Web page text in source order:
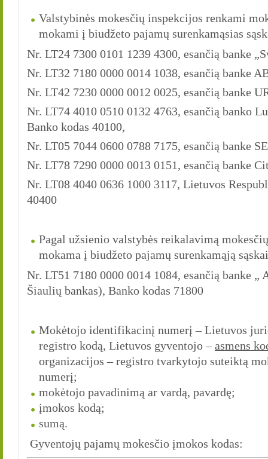
Valstybinės mokesčių inspekcijos renkami
mokami į biudžeto pajamų surenkamąsias
Nr. LT24 7300 0101 1239 4300, esančią banke
Nr. LT32 7180 0000 0014 1038, esančią banke
Nr. LT42 7230 0000 0012 0025, esančią banke
Nr. LT74 4010 0510 0132 4763, esančią banko
Banko kodas 40100,
Nr. LT05 7044 0600 0788 7175, esančią banke
Nr. LT78 7290 0000 0013 0151, esančią banke
Nr. LT08 4040 0636 1000 3117, Lietuvos
40400
Pagal užsienio valstybės reikalavimą
mokama į biudžeto pajamų surenkamąją
Nr. LT51 7180 0000 0014 1084, esančią banke
Šiaulių bankas), Banko kodas 71800
Mokėtojo identifikacinį numerį – Lietuvos
registro kodą, Lietuvos gyventojo –asmens
organizacijos – registro tvarkytojo suteiktą
numerį;
mokėtojo pavadinimą ar vardą, pavardę;
įmokos kodą;
sumą.
Gyventojų pajamų mokesčio įmokos kodas: